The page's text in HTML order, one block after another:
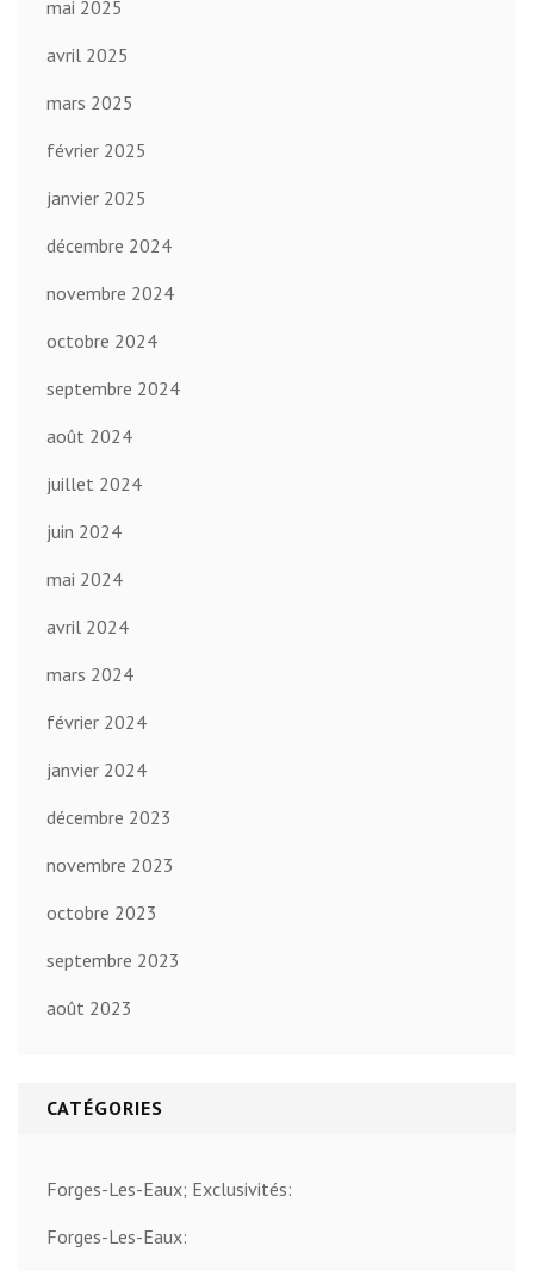
mai 2025
avril 2025
mars 2025
février 2025
janvier 2025
décembre 2024
novembre 2024
octobre 2024
septembre 2024
août 2024
juillet 2024
juin 2024
mai 2024
avril 2024
mars 2024
février 2024
janvier 2024
décembre 2023
novembre 2023
octobre 2023
septembre 2023
août 2023
CATÉGORIES
Forges-Les-Eaux; Exclusivités:
Forges-Les-Eaux: